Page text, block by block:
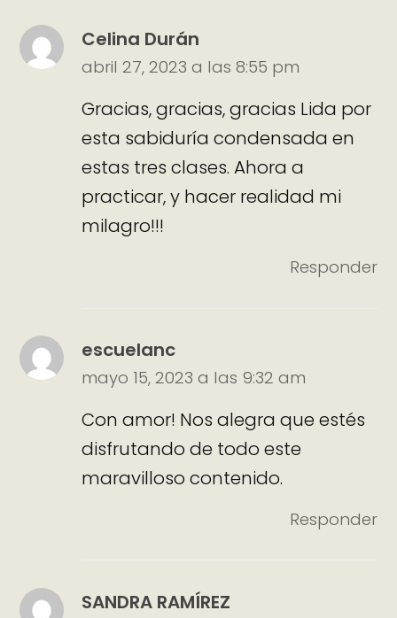
Celina Durán
abril 27, 2023 a las 8:55 pm
Gracias, gracias, gracias Lida por
esta sabiduría condensada en
estas tres clases. Ahora a
practicar, y hacer realidad mi
milagro!!!
Responder
escuelanc
mayo 15, 2023 a las 9:32 am
Con amor! Nos alegra que estés
disfrutando de todo este
maravilloso contenido.
Responder
SANDRA RAMÍREZ